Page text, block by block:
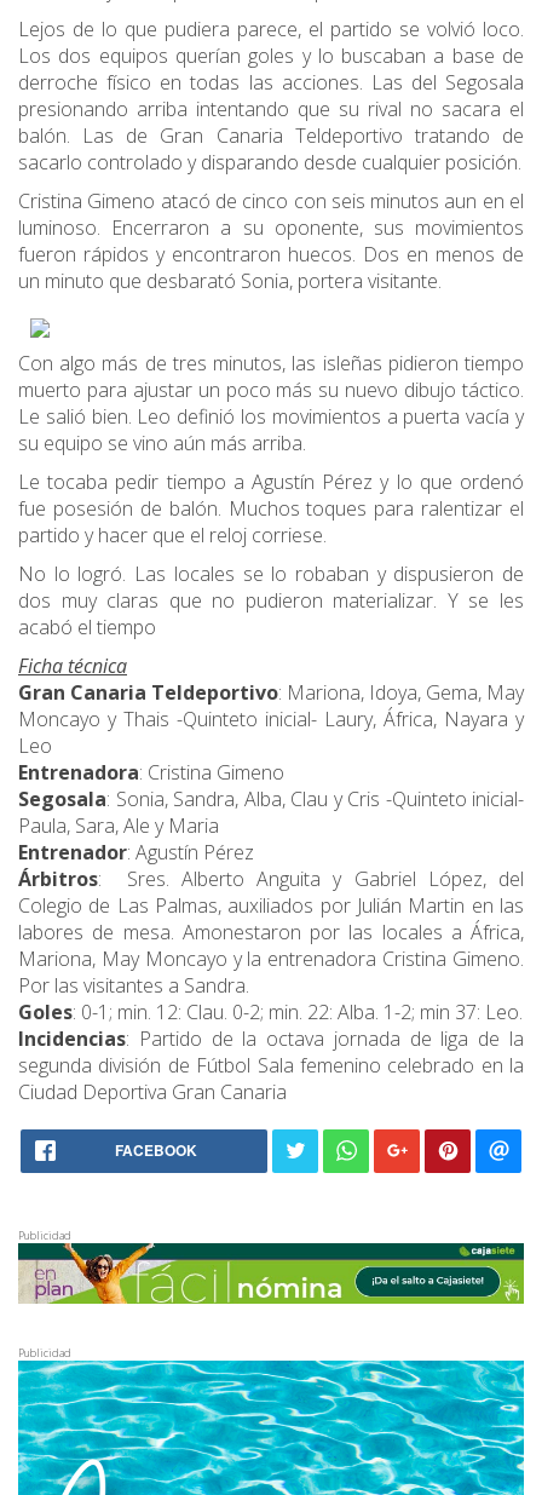
Lejos de lo que pudiera parece, el partido se volvió loco.
Los dos equipos querían goles y lo buscaban a base de
derroche físico en todas las acciones. Las del Segosala
presionando arriba intentando que su rival no sacara el
balón. Las de Gran Canaria Teldeportivo tratando de
sacarlo controlado y disparando desde cualquier posición.
Cristina Gimeno atacó de cinco con seis minutos aun en el
luminoso. Encerraron a su oponente, sus movimientos
fueron rápidos y encontraron huecos. Dos en menos de
un minuto que desbarató Sonia, portera visitante.
Con algo más de tres minutos, las isleñas pidieron tiempo
muerto para ajustar un poco más su nuevo dibujo táctico.
Le salió bien. Leo definió los movimientos a puerta vacía y
su equipo se vino aún más arriba.
Le tocaba pedir tiempo a Agustín Pérez y lo que ordenó
fue posesión de balón. Muchos toques para ralentizar el
partido y hacer que el reloj corriese.
No lo logró. Las locales se lo robaban y dispusieron de
dos muy claras que no pudieron materializar. Y se les
acabó el tiempo
Ficha técnica
Gran Canaria Teldeportivo: Mariona, Idoya, Gema, May
Moncayo y Thais -Quinteto inicial- Laury, África, Nayara y
Leo
Entrenadora: Cristina Gimeno
Segosala: Sonia, Sandra, Alba, Clau y Cris -Quinteto inicial-
Paula, Sara, Ale y Maria
Entrenador: Agustín Pérez
Árbitros: Sres. Alberto Anguita y Gabriel López, del
Colegio de Las Palmas, auxiliados por Julián Martin en las
labores de mesa. Amonestaron por las locales a África,
Mariona, May Moncayo y la entrenadora Cristina Gimeno.
Por las visitantes a Sandra.
Goles: 0-1; min. 12: Clau. 0-2; min. 22: Alba. 1-2; min 37: Leo.
Incidencias: Partido de la octava jornada de liga de la
segunda división de Fútbol Sala femenino celebrado en la
Ciudad Deportiva Gran Canaria
FACEBOOK
Publicidad
Publicidad